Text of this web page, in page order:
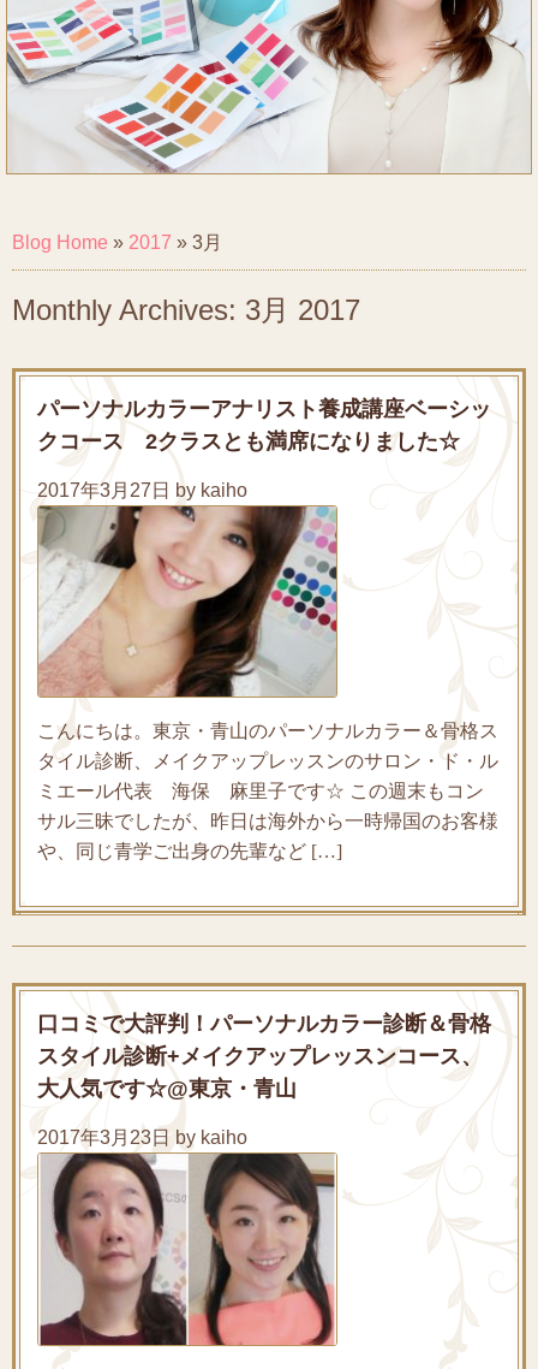
Blog Home » 2017 » 3月
Monthly Archives: 3月 2017
パーソナルカラーアナリスト養成講座ベーシッ
クコース 2クラスとも満席になりました☆
2017年3月27日 by kaiho
こんにちは。東京・青山のパーソナルカラー＆骨格ス
タイル診断、メイクアップレッスンのサロン・ド・ル
ミエール代表 海保 麻里子です☆ この週末もコン
サル三昧でしたが、昨日は海外から一時帰国のお客様
や、同じ青学ご出身の先輩など […]
口コミで大評判！パーソナルカラー診断＆骨格
スタイル診断+メイクアップレッスンコース、
大人気です☆@東京・青山
2017年3月23日 by kaiho